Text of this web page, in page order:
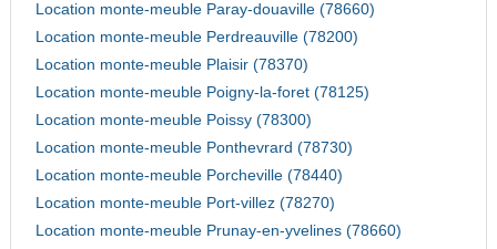
Location monte-meuble Paray-douaville (78660)
Location monte-meuble Perdreauville (78200)
Location monte-meuble Plaisir (78370)
Location monte-meuble Poigny-la-foret (78125)
Location monte-meuble Poissy (78300)
Location monte-meuble Ponthevrard (78730)
Location monte-meuble Porcheville (78440)
Location monte-meuble Port-villez (78270)
Location monte-meuble Prunay-en-yvelines (78660)